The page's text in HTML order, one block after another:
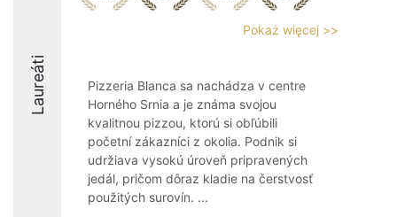
Laureáti
Pokaż więcej >>
Pizzeria Blanca sa nachádza v centre
Horného Srnia a je známa svojou
kvalitnou pizzou, ktorú si obľúbili
početní zákazníci z okolia. Podnik si
udržiava vysokú úroveň pripravených
jedál, pričom dôraz kladie na čerstvosť
použitých surovín. ...